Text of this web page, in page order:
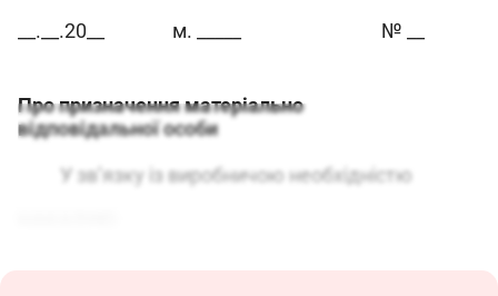
__.__.20__ м. _____ № __
Про призначення матеріально
відповідальної особи
У зв’язку із виробничою необхідністю